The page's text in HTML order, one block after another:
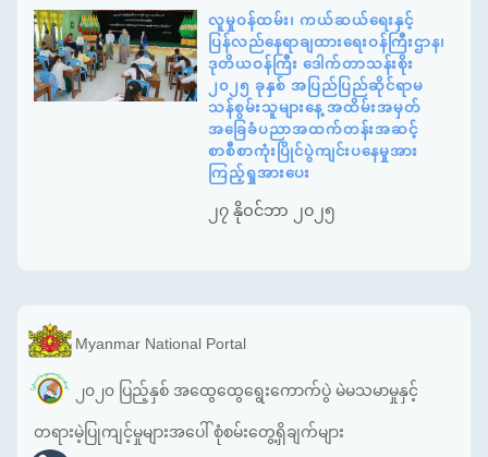
လူမှုဝန်ထမ်း၊ ကယ်ဆယ်ရေးနှင့်
ပြန်လည်နေရာချထားရေးဝန်ကြီးဌာန၊
ဒုတိယဝန်ကြီး ဒေါက်တာသန်းစိုး
၂၀၂၅ ခုနှစ် အပြည်ပြည်ဆိုင်ရာမ
သန်စွမ်းသူများနေ့ အထိမ်းအမှတ်
အခြေခံပညာအထက်တန်းအဆင့်
စာစီစာကုံးပြိုင်ပွဲကျင်းပနေမှုအား
ကြည့်ရှုအားပေး
၂၇ နိုဝင်ဘာ ၂၀၂၅
Myanmar National Portal
၂၀၂၀ ပြည့်နှစ် အထွေထွေရွေးကောက်ပွဲ မဲမသမာမှုနှင့်
တရားမဲ့ပြုကျင့်မှုများအပေါ် စုံစမ်းတွေ့ရှိချက်များ